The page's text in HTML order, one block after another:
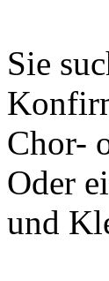
Sie
Chor-
Oder
und